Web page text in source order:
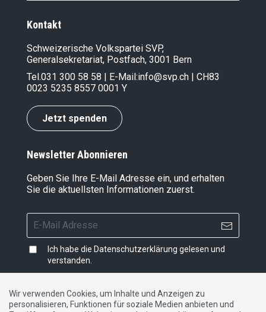
Kontakt
Schweizerische Volkspartei SVP,
Generalsekretariat, Postfach, 3001 Bern
Tel.031 300 58 58 | E-Mail:info@svp.ch | CH83
0023 5235 8557 0001 Y
Jetzt spenden
Newsletter Abonnieren
Geben Sie Ihre E-Mail Adresse ein, und erhalten
Sie die aktuellsten Informationen zuerst.
Ich habe die Datenschutzerklärung gelesen und
verstanden.
Impressum|Datenschutzerklärung|Kontakt
Wir verwenden Cookies, um Inhalte und Anzeigen zu
personalisieren, Funktionen für soziale Medien anbieten und